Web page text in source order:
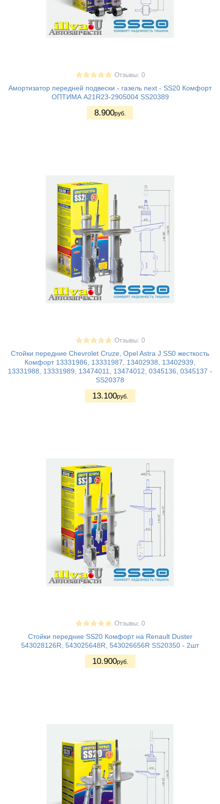
Отзывы: 0
Амортизатор передней подвески - газель next - SS20 Комфорт
ОПТИМА A21R23-2905004 SS20389
8.900руб.
Отзывы: 0
Стойки передние Chevrolet Cruze, Opel Astra J SS0 жесткость
Комфорт 13331986, 13331987, 13402938, 13402939,
13331988, 13331989, 13474011, 13474012, 0345136, 0345137 -
SS20378
13.100руб.
Отзывы: 0
Стойки передние SS20 Комфорт на Renault Duster
543028126R, 543025648R, 543026656R SS20350 - 2шт
10.900руб.